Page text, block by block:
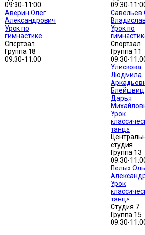
09:30-11:00
Аверин Олег
Александрович
Урок по
гимнастике
Спортзал
Группа 18
09:30-11:00
09:30-
Савельев
Урок по
Спортзал
Группа 11
09:30-
Улискова
Людмила
Блейшвиц
Дарья
Урок
танца
студия
Группа 13
09:30-
Пелых
Урок
танца
Студия 7
Группа 15
09:30-